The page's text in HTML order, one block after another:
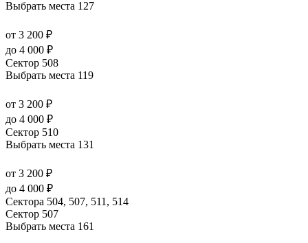
Выбрать места 127
от 3 200 ₽
до 4 000 ₽
Сектор 508
Выбрать места 119
от 3 200 ₽
до 4 000 ₽
Сектор 510
Выбрать места 131
от 3 200 ₽
до 4 000 ₽
Сектора 504, 507, 511, 514
Сектор 507
Выбрать места 161